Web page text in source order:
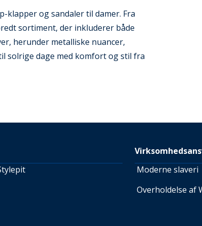
klapper og sandaler til damer. Fra
sortiment, der inkluderer både
herunder metalliske nuancer,
solrige dage med komfort og stil fra
Moderne slaveri
Overholdelse af